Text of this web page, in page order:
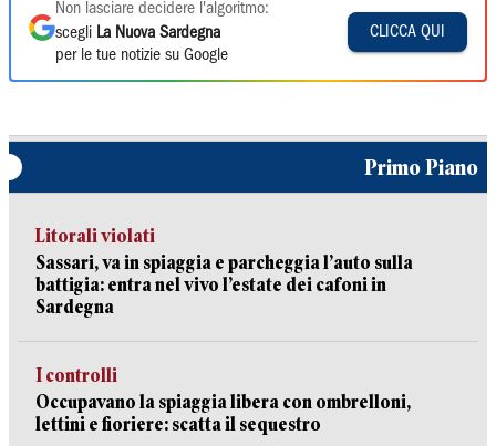
Non lasciare decidere l'algoritmo:
scegli La Nuova Sardegna
per le tue notizie su Google
CLICCA QUI
Primo Piano
Litorali violati
Sassari, va in spiaggia e parcheggia l’auto sulla
battigia: entra nel vivo l’estate dei cafoni in
Sardegna
I controlli
Occupavano la spiaggia libera con ombrelloni,
lettini e fioriere: scatta il sequestro